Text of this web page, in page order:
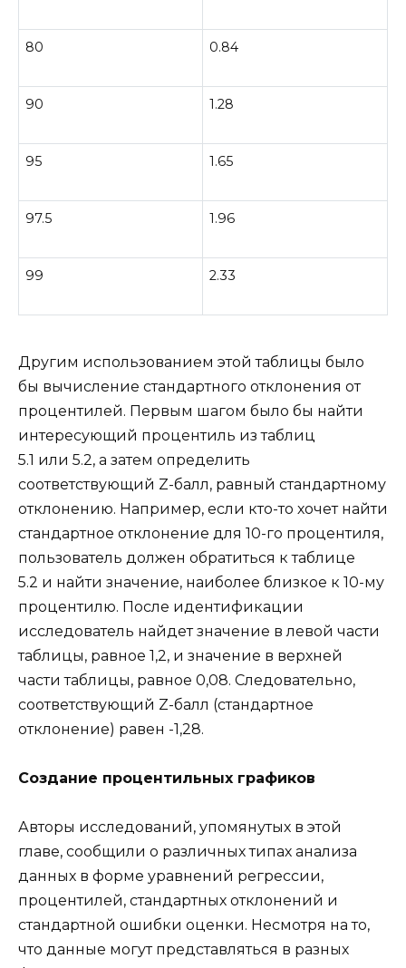
80 0.84
90 1.28
95 1.65
97.5 1.96
99 2.33
Другим использованием этой таблицы было
бы вычисление стандартного отклонения от
процентилей. Первым шагом было бы найти
интересующий процентиль из таблиц
5.1 или 5.2, а затем определить
соответствующий Z-балл, равный стандартному
отклонению. Например, если кто-то хочет найти
стандартное отклонение для 10-го процентиля,
пользователь должен обратиться к таблице
5.2 и найти значение, наиболее близкое к 10-му
процентилю. После идентификации
исследователь найдет значение в левой части
таблицы, равное 1,2, и значение в верхней
части таблицы, равное 0,08. Следовательно,
соответствующий Z-балл (стандартное
отклонение) равен -1,28.
Создание процентильных графиков
Авторы исследований, упомянутых в этой
главе, сообщили о различных типах анализа
данных в форме уравнений регрессии,
процентилей, стандартных отклонений и
стандартной ошибки оценки. Несмотря на то,
что данные могут представляться в разных